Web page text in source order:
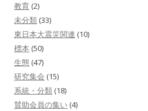
教育 (2)
未分類 (33)
東日本大震災関連 (10)
標本 (50)
生態 (47)
研究集会 (15)
系統・分類 (18)
賛助会員の集い (4)